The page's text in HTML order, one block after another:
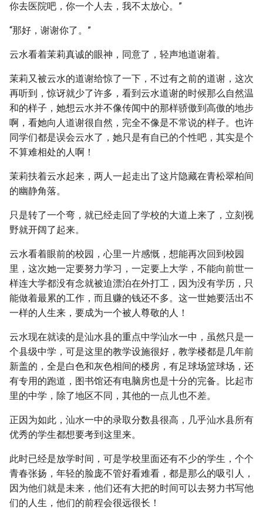
你去医院吧，你一个人去，我不太放心。”
“那好，谢谢你了。”
云水看着茉莉真诚的眼神，同意了，轻声地道谢着。
茉莉又被云水的道谢给惊了一下，不过有之前的道谢，这次
再听到，惊讶就少了许多，看到云水道谢的时候那么自然温
和的样子，她想云水并不像传闻中的那样骄傲到高傲的地步
啊，看她向人道谢很自然，完全不像是不常说的样子。也许
同学们都是误会云水了，她只是有自已的个性吧，其实是个
不算难相处的人啊！
茉莉扶着云水起来，两人一起走出了这片隐藏在青松翠柏间
的幽静角落。
只是转了一个弯，就已经走回了学校的大道上来了，立刻视
野就开阔了起来。
云水看着眼前的校园，心里一片感慨，想能再次回到校园
里，这次她一定要努力学习，一定要上大学，不能向前世一
样连大学都没有念就被迫漂泊在外打工，因为没有学历，只
能做着最累的工作，而且赚的钱还不多。这一世她要活出不
一样的人生来，要成为一个被人尊敬的人！
云水现在就读的是汕水县的重点中学汕水一中，虽然只是一
个县级中学，可是这里的教学设施很好，教学楼都是几年前
新盖的，全是白色和灰色相间的楼房，有足球场篮球场，还
有专用的跑道，图书馆还有电脑房也是十分的完备。比起市
里的中学，除了地区不同，其他的一点儿也不差。
正因为如此，汕水一中的录取分数县很高，几乎汕水县所有
优秀的学生都想要考到这里来。
此时已经是放学时间，可是学校里面还有不少的学生，个个
青春张扬，年轻的脸庞不管好看难看，都是那么的吸引人，
因为他们就是未来，他们还有大把的时间可以去努力书写他
们的人生，他们的前程会很远很长！